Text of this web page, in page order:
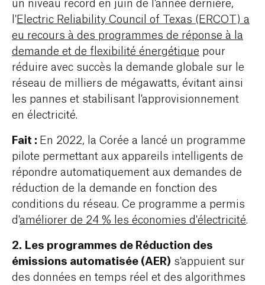
l'Electric Reliability Council of Texas (ERCOT) a
eu recours à des programmes de réponse à la
demande et de flexibilité énergétique pour
réduire avec succès la demande globale sur le
réseau de milliers de mégawatts, évitant ainsi
les pannes et stabilisant l'approvisionnement
en électricité.
Fait : En 2022, la Corée a lancé un programme
pilote permettant aux appareils intelligents de
répondre automatiquement aux demandes de
réduction de la demande en fonction des
conditions du réseau. Ce programme a permis
d'améliorer de 24 % les économies d'électricité.
2. Les programmes de Réduction des
émissions automatisée (AER) s'appuient sur
des données en temps réel et des algorithmes